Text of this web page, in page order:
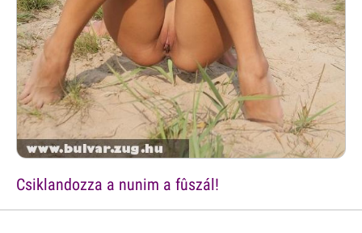
Csiklandozza a nunim a fûszál!